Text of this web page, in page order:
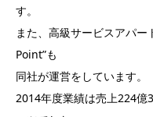
す。
また、高級サービスアパ
Point”も
同社が運営をしています。
2014年度業績は売上224